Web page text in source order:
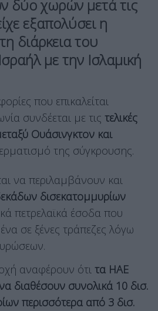
δύο χωρών μετά τις
εξαπολύσει η
διάρκεια του
με την Ισλαμική
που επικαλείται
συνδέεται με τις τελικές
Ουάσινγκτον και
της σύγκρουσης.
να περιλαμβάνουν και
δισεκατομμυρίων
πετρελαϊκά έσοδα που
σε ξένες τράπεζες λόγω
αναφέρουν ότι τα ΗΑΕ
διαθέσουν συνολικά 10 δισ.
περισσότερα από 3 δισ.